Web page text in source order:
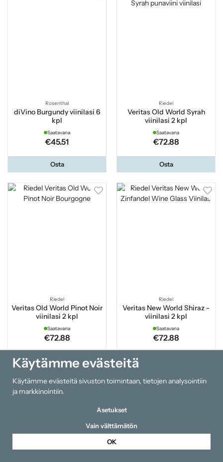
Rosenthal
diVino Burgundy viinilasi 6
kpl
Saatavana
€45.51
Osta
Riedel
Veritas Old World Syrah
viinilasi 2 kpl
Saatavana
€72.88
Osta
Riedel
Veritas Old World Pinot Noir
viinilasi 2 kpl
Saatavana
€72.88
Osta
Riedel
Veritas New World Shiraz -
viinilasi 2 kpl
Saatavana
€72.88
Käytämme evästeitä
Käytämme evästeitä sivuston toimintaan, tietojen analysointiin
ja markkinointiin.
Asetukset
Vain välttämätön
OK